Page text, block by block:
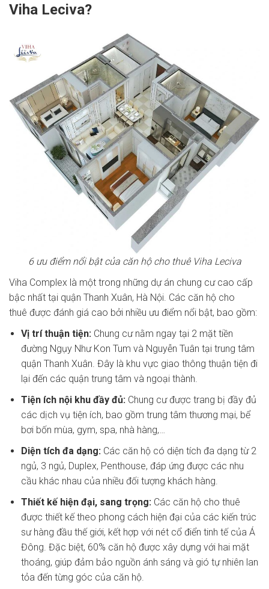
Viha Leciva?
6 ưu điểm nổi bật của căn hộ cho thuê Viha Leciva
Viha Complex là một trong những dự án chung cư cao cấp
bậc nhất tại quận Thanh Xuân, Hà Nội. Các căn hộ cho
thuê được đánh giá cao bởi nhiều ưu điểm nổi bật, bao gồm:
Vị trí thuận tiện: Chung cư nằm ngay tại 2 mặt tiền
đường Ngụy Như Kon Tum và Nguyễn Tuân tại trung tâm
quận Thanh Xuân. Đây là khu vực giao thông thuận tiện đi
lại đến các quận trung tâm và ngoại thành.
Tiện ích nội khu đầy đủ: Chung cư được trang bị đầy đủ
các dịch vụ tiện ích, bao gồm trung tâm thương mại, bể
bơi bốn mùa, gym, spa, nhà hàng,…
Diện tích đa dạng: Các căn hộ có diện tích đa dạng từ 2
ngủ, 3 ngủ, Duplex, Penthouse, đáp ứng được các nhu
cầu khác nhau của nhiều đối tượng khách hàng.
Thiết kế hiện đại, sang trọng: Các căn hộ cho thuê
được thiết kế theo phong cách hiện đại của các kiến trúc
sư hàng đầu thế giới, kết hợp với nét cổ điển tinh tế của Á
Đông. Đặc biệt, 60% căn hộ được xây dựng với hai mặt
thoáng, giúp đảm bảo nguồn ánh sáng và gió tự nhiên lan
tỏa đến từng góc của căn hộ.